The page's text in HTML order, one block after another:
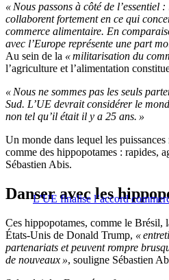
« Nous passons à côté de l’essentiel
collaborent fortement en ce qui
commerce alimentaire. En
avec l’Europe représente une part
Au sein de la « militarisation du
l’agriculture et l’alimentation
« Nous ne sommes pas les seuls
Sud. L’UE devrait considérer le
non tel qu’il était il y a 25 ans. »
Un monde dans lequel les
comme des hippopotames : rapides,
Sébastien Abis.
L’UE finalise l’accord
Danser avec les
Ces hippopotames, comme le Brésil,
États-Unis de Donald Trump, «
partenariats et peuvent rompre
de nouveaux », souligne Sébastien